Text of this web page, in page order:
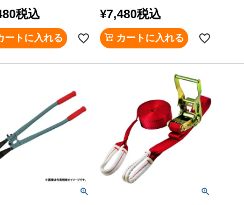
税込
ートに入れる
¥7,480税込
カートに入れる